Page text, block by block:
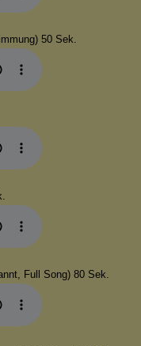
50 Sek.
Full Song) 80 Sek.